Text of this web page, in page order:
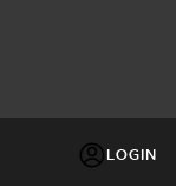
LOGIN